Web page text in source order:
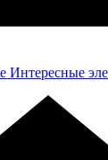
Интересные